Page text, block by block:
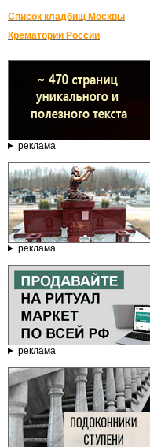
Список кладбищ Москвы
Крематории России
реклама
реклама
реклама